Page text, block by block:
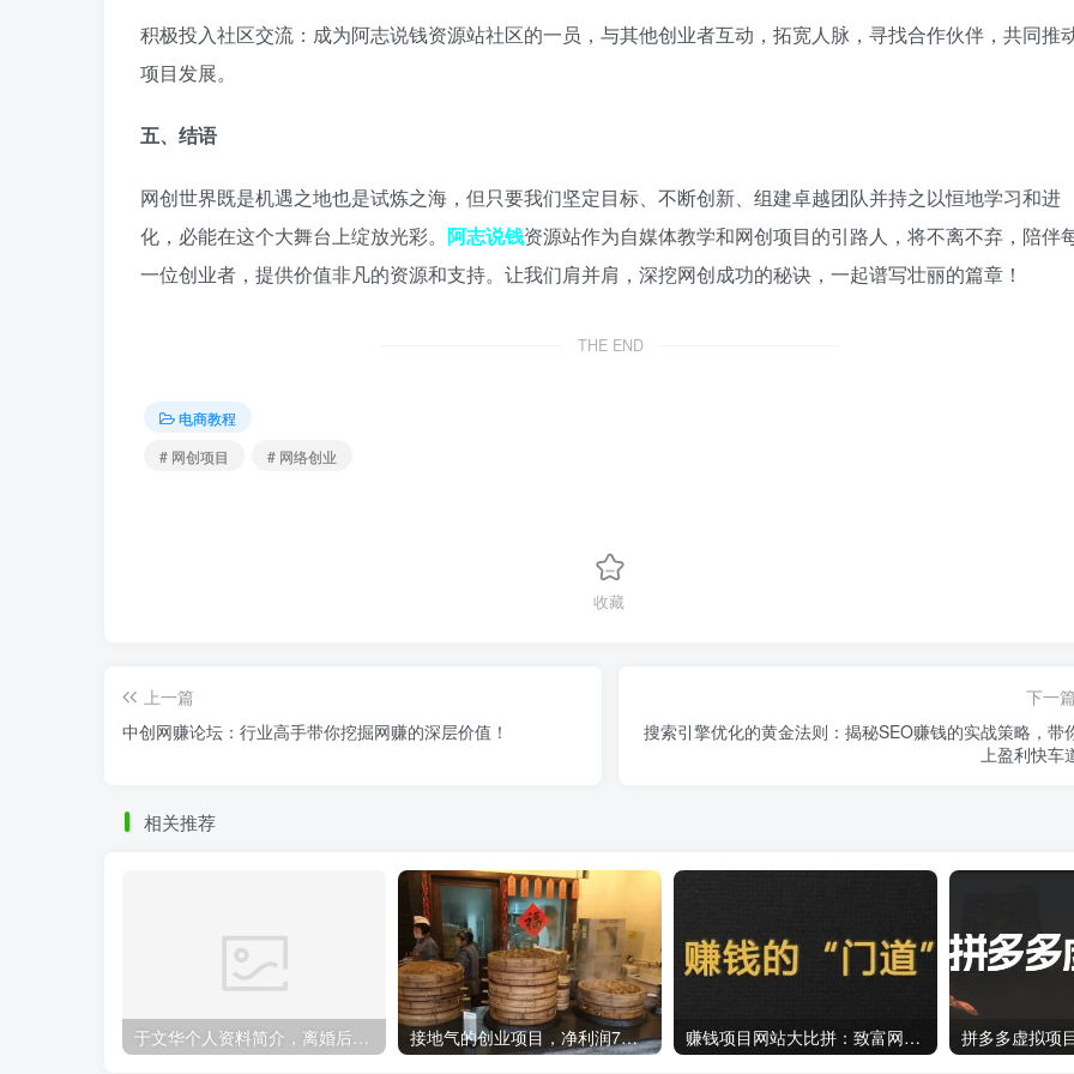
积极投入社区交流：成为阿志说钱资源站社区的一员，与其他创业者互动，拓宽人脉，寻找合作伙伴，共同推
项目发展。
五、结语
网创世界既是机遇之地也是试炼之海，但只要我们坚定目标、不断创新、组建卓越团队并持之以恒地学习和进
化，必能在这个大舞台上绽放光彩。 阿志说钱资源站作为自媒体教学和网创项目的引路人，将不离不弃，陪伴
一位创业者，提供价值非凡的资源和支持。让我们肩并肩，深挖网创成功的秘诀，一起谱写壮丽的篇章！
THE END
电商教程
# 网创项目
# 网络创业
收藏
上一篇
中创网赚论坛：行业高手带你挖掘网赚的深层价值！
下一
搜索引擎优化的黄金法则：揭秘SEO赚钱的实战策略，带
上盈利快车
相关推荐
于文华个人资料简介，离婚后带女儿改嫁，人生就此苦尽甘来 接地气的创业项目，净利润7毛一个，每天只卖1000个！ 赚钱项目网站大比拼：致富网东哲 VS 创业致富网，哪个更契合你的创业梦想？